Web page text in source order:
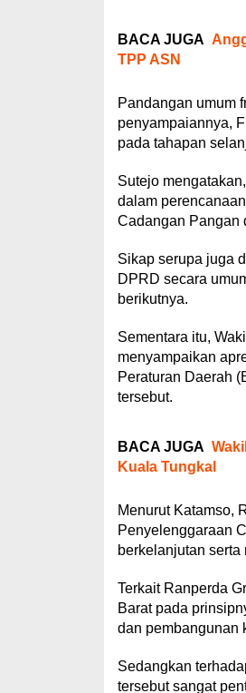
BACA JUGA
TPP ASN
Pandangan umum
penyampaiannya,
pada tahapan
Sutejo
dalam
Cadangan Pangan
Sikap serupa juga
DPRD secara
berikutnya.
Sementara itu,
menyampaikan
Peraturan Daerah
tersebut.
BACA JUGA
Kuala Tungkal
Menurut Katamso,
Penyelenggaraan
berkelanjutan
Terkait Ranperda
Barat pada
dan pembangunan
Sedangkan
tersebut sangat